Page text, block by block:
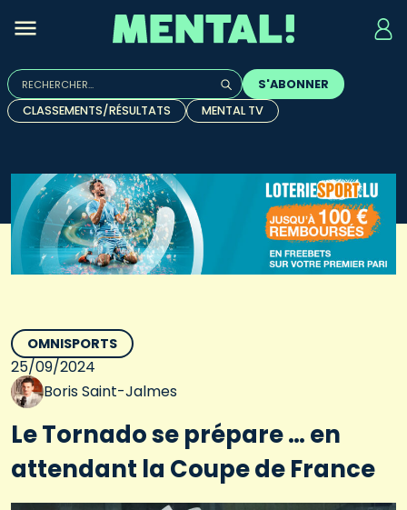
Rechercher :
Quand les résultats de l'auto-complétion sont
S'ABONNER
CLASSEMENTS/RÉSULTATS
MENTAL TV
OMNISPORTS
25/09/2024
Boris Saint-Jalmes
Le Tornado se prépare … en
attendant la Coupe de France